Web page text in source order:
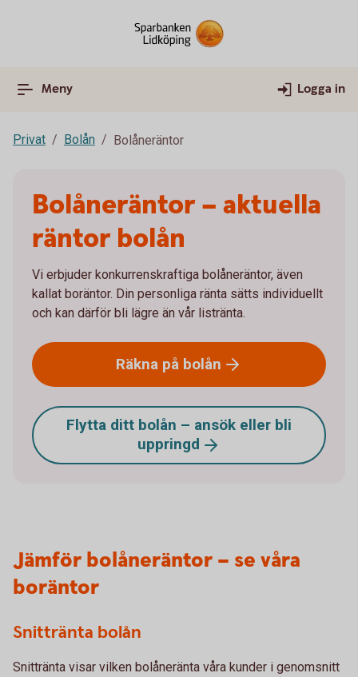
Meny Logga in
Privat Bolån Bolåneräntor
Bolåneräntor – aktuella
räntor bolån
Vi erbjuder konkurrenskraftiga bolåneräntor, även
kallat boräntor. Din personliga ränta sätts individuellt
och kan därför bli lägre än vår listränta.
Räkna på bolån
Flytta ditt bolån – ansök eller bli
uppringd
Jämför bolåneräntor – se våra
boräntor
Snittränta bolån
Snittränta visar vilken bolåneränta våra kunder i genomsnitt